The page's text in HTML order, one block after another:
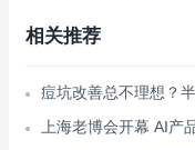
相关推荐
痘坑改善总不理想？
上海老博会开幕 AI产